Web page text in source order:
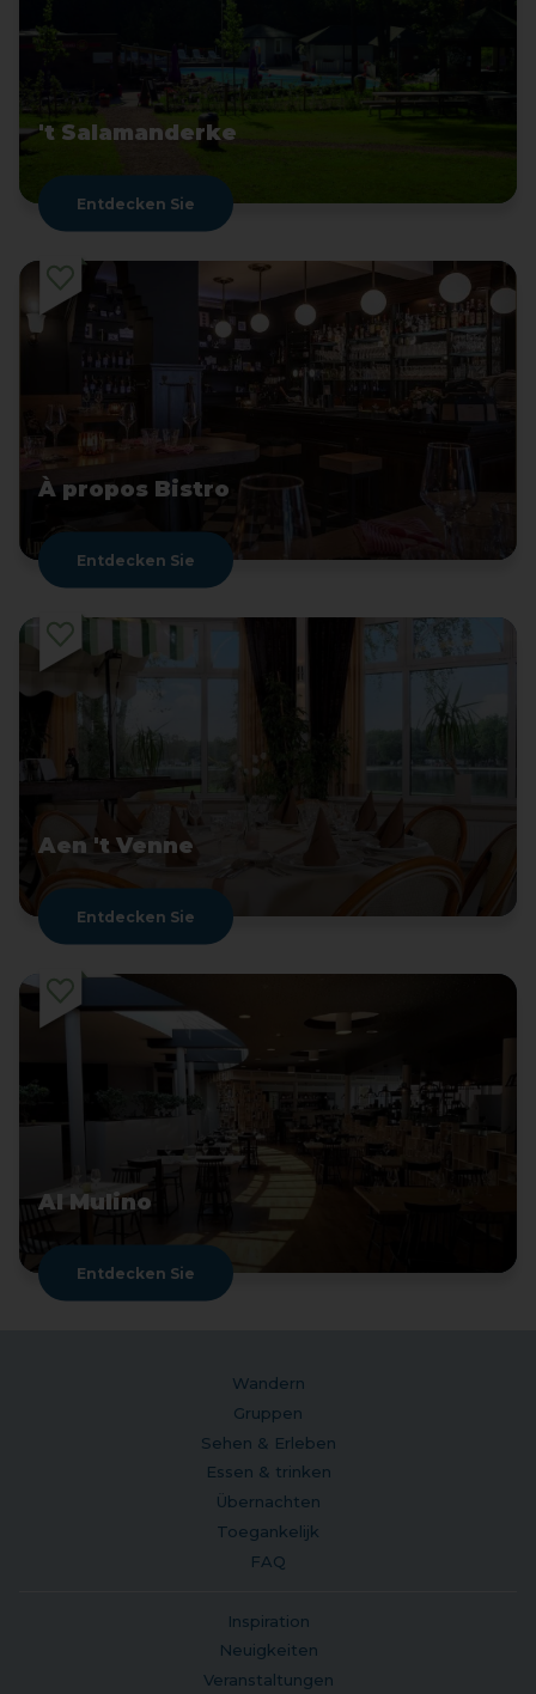
't Salamanderke
Entdecken Sie
À propos Bistro
Entdecken Sie
Aen 't Venne
Entdecken Sie
Al Mulino
Entdecken Sie
Wandern
Gruppen
Sehen & Erleben
Essen & trinken
Übernachten
Toegankelijk
FAQ
Inspiration
Neuigkeiten
Veranstaltungen